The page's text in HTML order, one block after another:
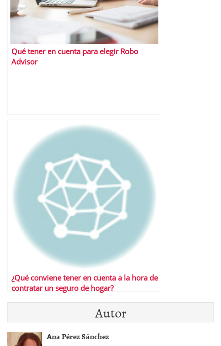
Qué tener en cuenta para elegir Robo
Advisor
¿Qué conviene tener en cuenta a la hora de
contratar un seguro de hogar?
Autor
Ana Pérez Sánchez